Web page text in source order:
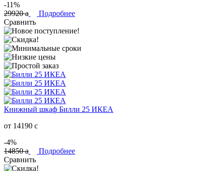
-11%
29920a
Подробнее
Сравнить
Книжный шкаф Билли 25 ИКЕА
от 14190 c
-4%
14850a
Подробнее
Сравнить